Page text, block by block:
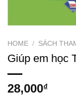
HOME / SÁCH
Giúp em học
28,000₫